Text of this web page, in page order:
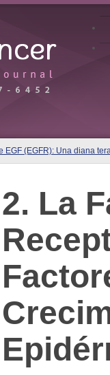
EGF (EGFR): Una diana
2. La